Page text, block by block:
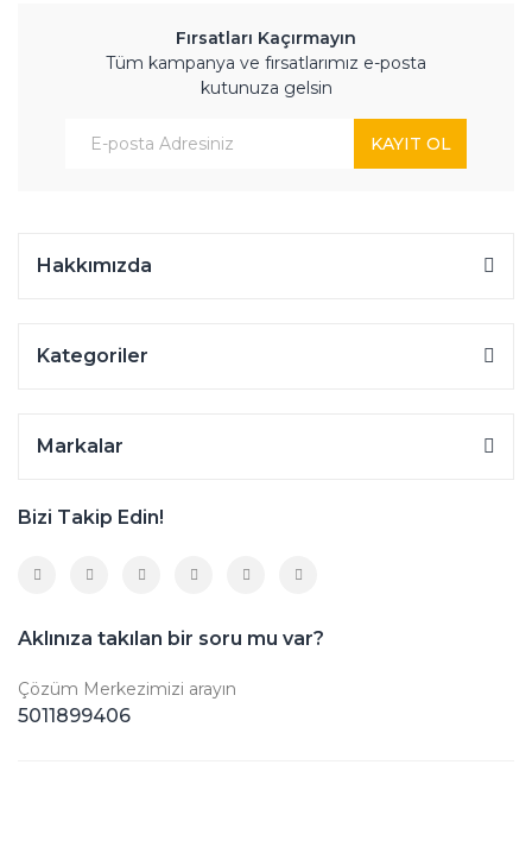
Fırsatları Kaçırmayın
Tüm kampanya ve fırsatlarımız e-posta
kutunuza gelsin
KAYIT OL
Hakkımızda
Kategoriler
Markalar
Bizi Takip Edin!
Aklınıza takılan bir soru mu var?
Çözüm Merkezimizi arayın
5011899406